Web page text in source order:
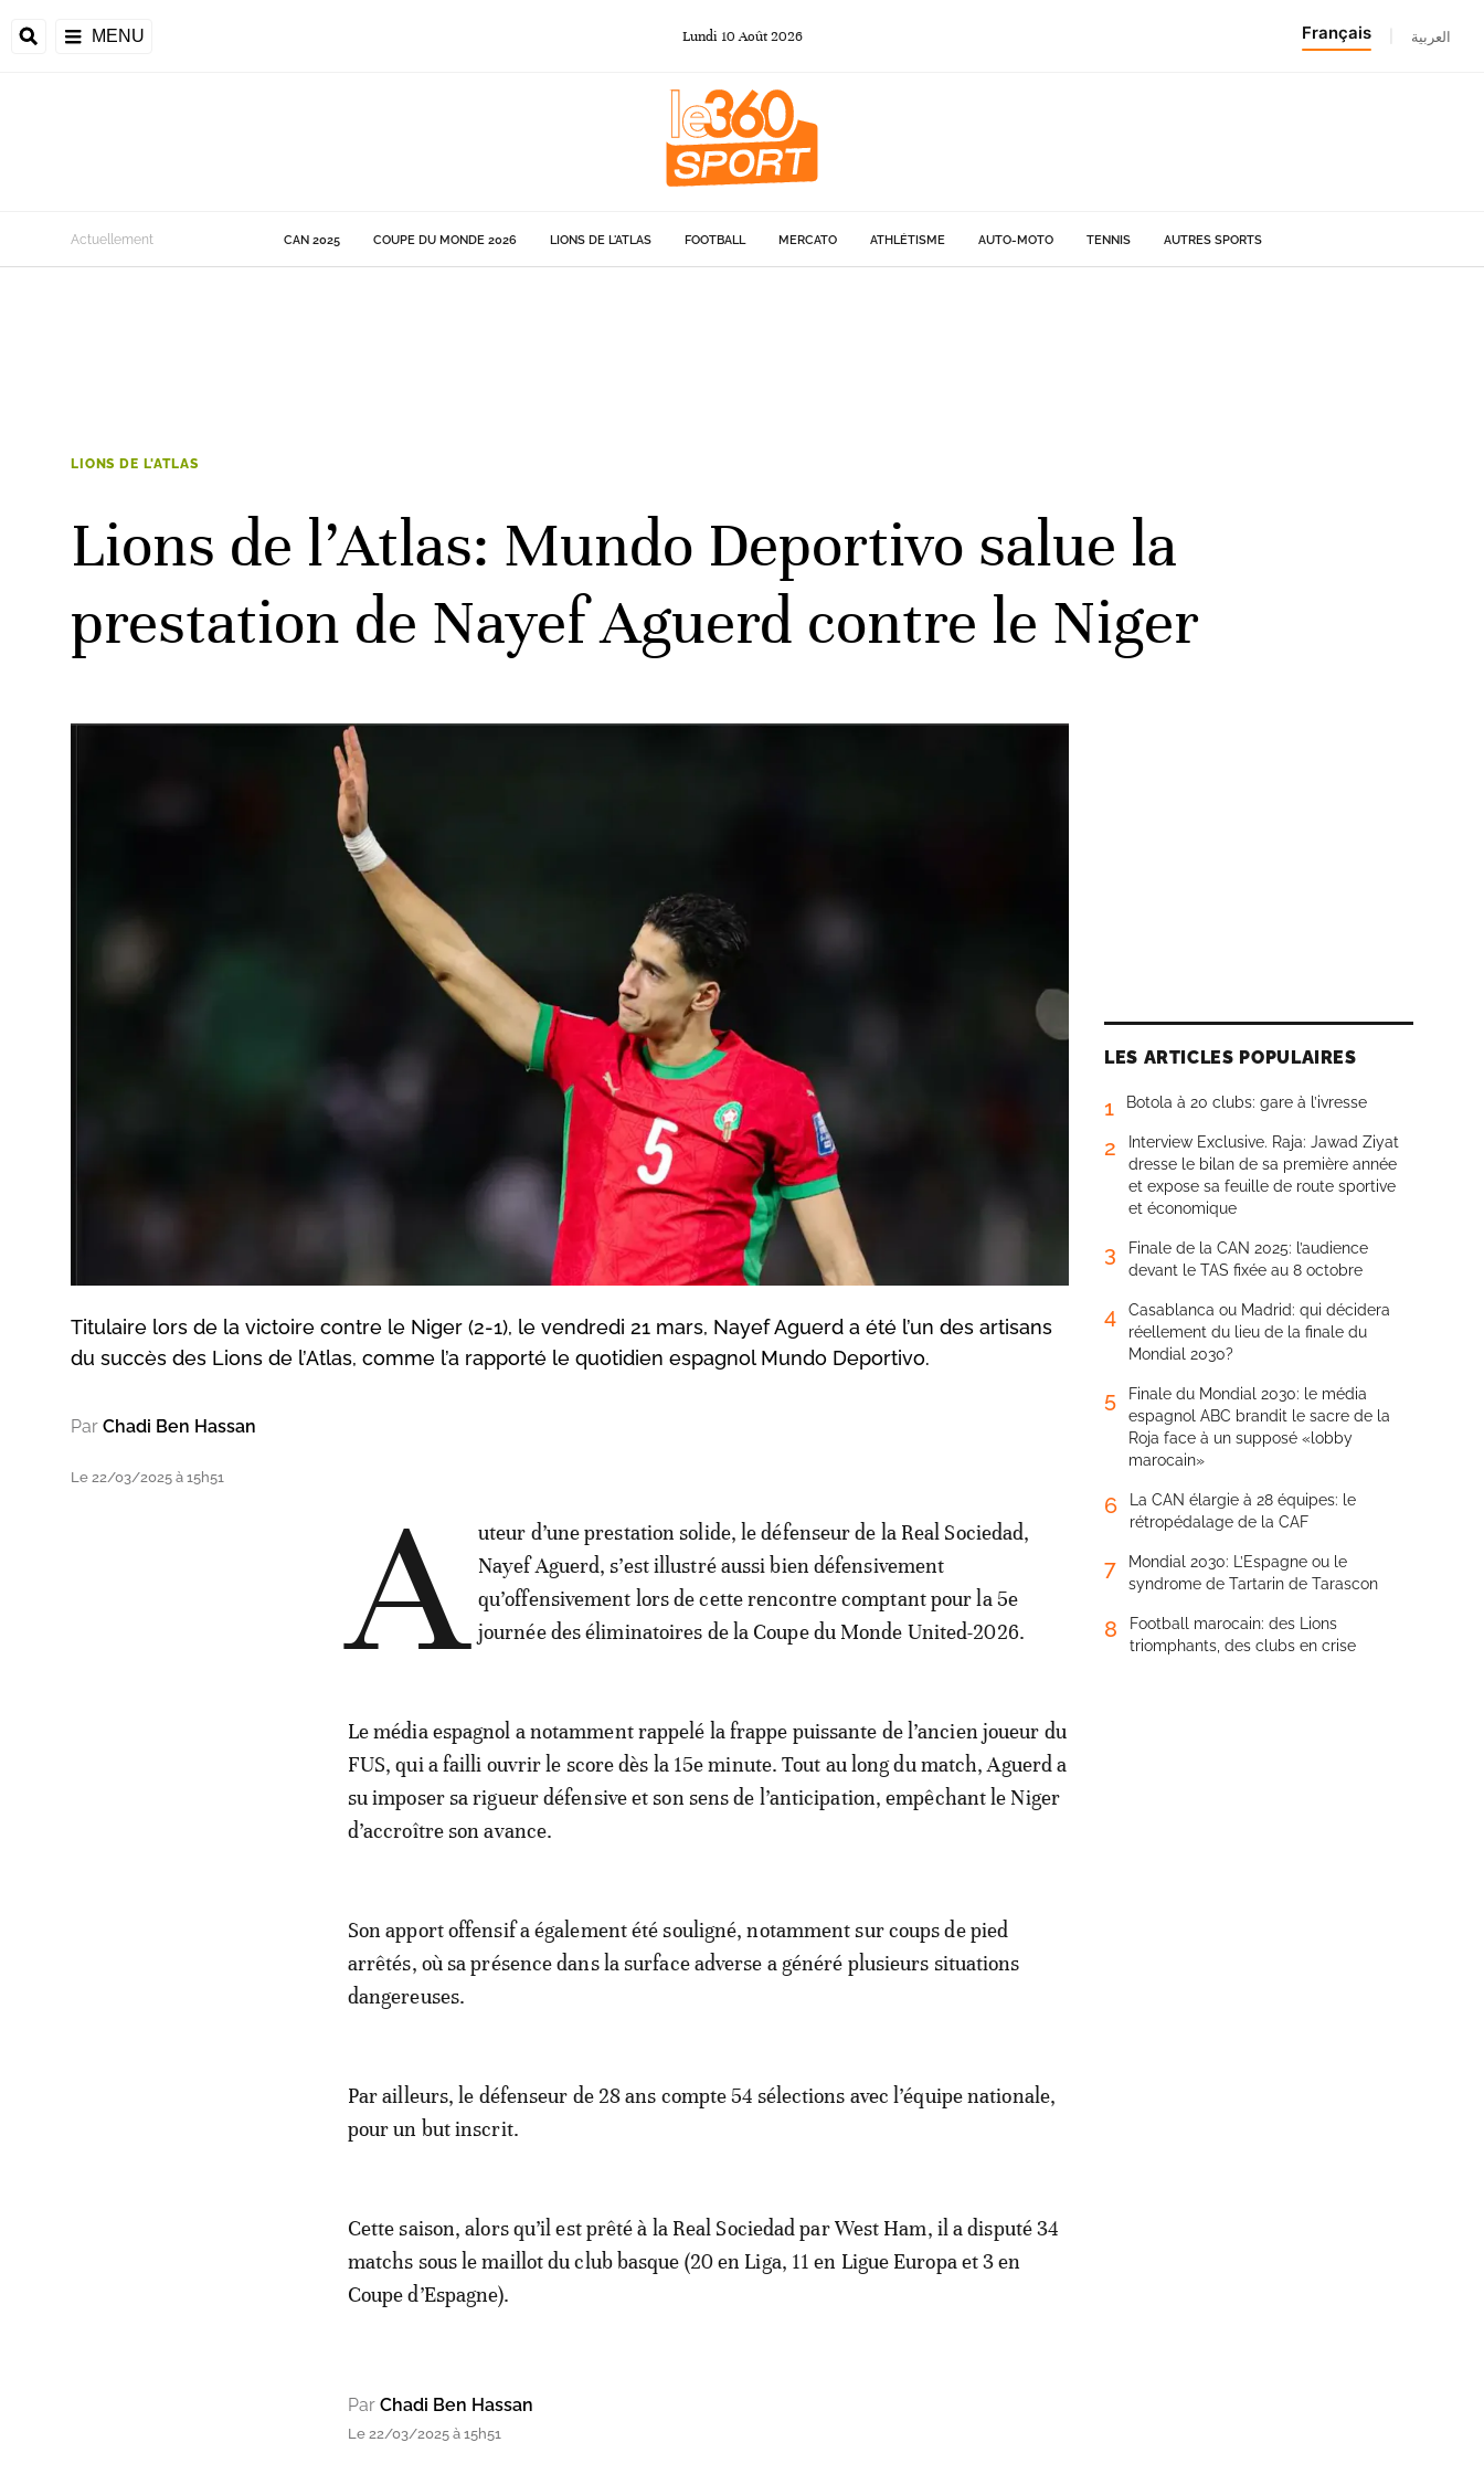
MENU Lundi 10 Août 2026 Français العربية
de la CAF
Actuellement CAN 2025 COUPE DU MONDE 2026 LIONS DE L'ATLAS FOOTBALL MERCATO ATHLÉTISME AUTO-MOTO TENNIS AUTRES SPORTS
LIONS DE L'ATLAS
Lions de l’Atlas: Mundo Deportivo salue la
prestation de Nayef Aguerd contre le Niger
Titulaire lors de la victoire contre le Niger (2-1), le vendredi 21 mars, Nayef Aguerd a été l’un des artisans
du succès des Lions de l’Atlas, comme l’a rapporté le quotidien espagnol Mundo Deportivo.
Par Chadi Ben Hassan
Le 22/03/2025 à 15h51 A uteur d’une prestation solide, le défenseur de la Real Sociedad,
Nayef Aguerd, s’est illustré aussi bien défensivement
qu’offensivement lors de cette rencontre comptant pour la 5e
journée des éliminatoires de la Coupe du Monde United-2026.
Le média espagnol a notamment rappelé la frappe puissante de l’ancien joueur du
FUS, qui a failli ouvrir le score dès la 15e minute. Tout au long du match, Aguerd a
su imposer sa rigueur défensive et son sens de l’anticipation, empêchant le Niger
d’accroître son avance.
Son apport offensif a également été souligné, notamment sur coups de pied
arrêtés, où sa présence dans la surface adverse a généré plusieurs situations
dangereuses.
Par ailleurs, le défenseur de 28 ans compte 54 sélections avec l’équipe nationale,
pour un but inscrit.
Cette saison, alors qu’il est prêté à la Real Sociedad par West Ham, il a disputé 34
matchs sous le maillot du club basque (20 en Liga, 11 en Ligue Europa et 3 en
Coupe d’Espagne).
Par Chadi Ben Hassan
Le 22/03/2025 à 15h51
LES ARTICLES POPULAIRES
1 Botola à 20 clubs: gare à l’ivresse
2
Interview Exclusive. Raja: Jawad Ziyat
dresse le bilan de sa première année
et expose sa feuille de route sportive
et économique
3
Finale de la CAN 2025: l’audience
devant le TAS fixée au 8 octobre
4
Casablanca ou Madrid: qui décidera
réellement du lieu de la finale du
Mondial 2030?
5
Finale du Mondial 2030: le média
espagnol ABC brandit le sacre de la
Roja face à un supposé «lobby
marocain»
6
La CAN élargie à 28 équipes: le
rétropédalage de la CAF
7
Mondial 2030: L’Espagne ou le
syndrome de Tartarin de Tarascon
8
Football marocain: des Lions
triomphants, des clubs en crise